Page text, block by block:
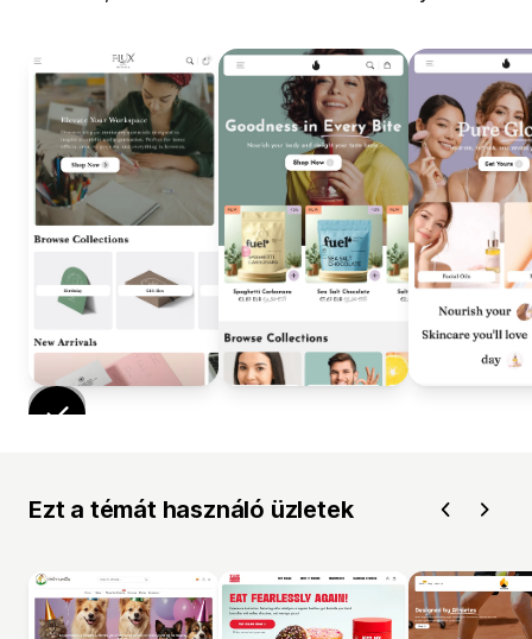
Ezt a témát használó üzletek